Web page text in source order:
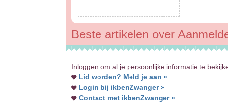
Beste artikelen over
Inloggen om al je persoonlijke informatie te
Lid worden? Meld je aan »
Login bij ikbenZwanger »
Contact met ikbenZwanger »